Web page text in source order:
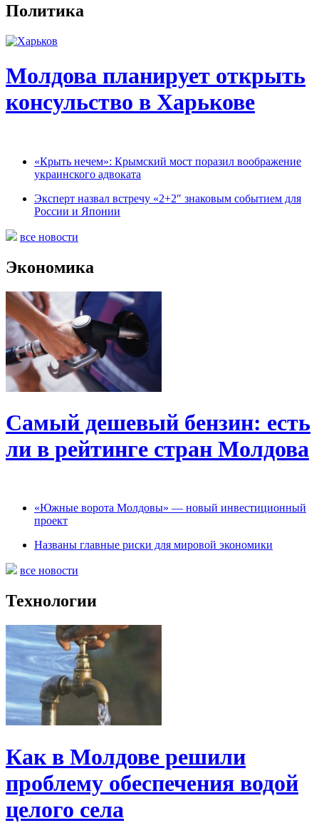
Политика
Молдова планирует открыть
консульство в Харькове
«Крыть нечем»: Крымский мост поразил воображение
украинского адвоката
Эксперт назвал встречу «2+2″ знаковым событием для
России и Японии
все новости
Экономика
Самый дешевый бензин: есть
ли в рейтинге стран Молдова
«Южные ворота Молдовы» — новый инвестиционный
проект
Названы главные риски для мировой экономики
все новости
Технологии
Как в Молдове решили
проблему обеспечения водой
целого села